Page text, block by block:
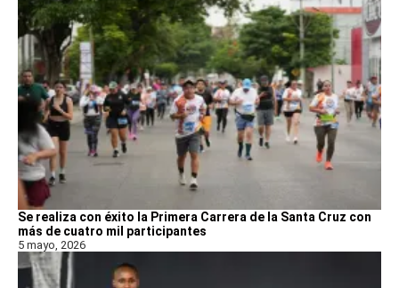
Se realiza con éxito la Primera Carrera de la Santa Cruz con
más de cuatro mil participantes
5 mayo, 2026